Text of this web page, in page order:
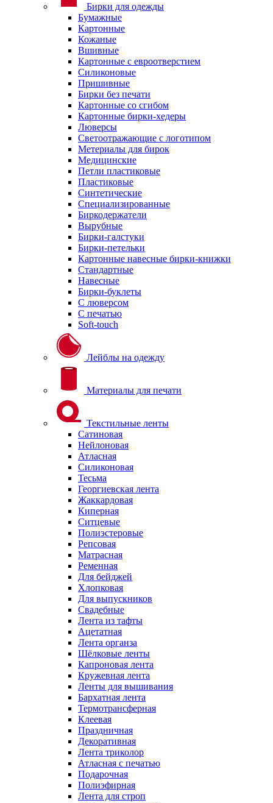
Бирки для одежды
Бумажные
Картонные
Кожаные
Вшивные
Картонные с евроотверстием
Силиконовые
Пришивные
Бирки без печати
Картонные со сгибом
Картонные бирки-хедеры
Люверсы
Светоотражающие с логотипом
Метериалы для бирок
Медицинские
Петли пластиковые
Пластиковые
Синтетические
Специализированные
Биркодержатели
Вырубные
Бирки-галстуки
Бирки-петельки
Картонные навесные бирки-книжки
Стандартные
Навесные
Бирки-буклеты
С люверсом
С печатью
Soft-touch
Лейблы на одежду
Материалы для печати
Текстильные ленты
Сатиновая
Нейлоновая
Атласная
Силиконовая
Тесьма
Георгиевская лента
Жаккардовая
Киперная
Ситцевые
Полиэстеровые
Репсовая
Матрасная
Ременная
Для бейджей
Хлопковая
Для выпускников
Свадебные
Лента из тафты
Ацетатная
Лента органза
Шёлковые ленты
Капроновая лента
Кружевная лента
Ленты для вышивания
Бархатная лента
Термотрансферная
Клеевая
Праздничная
Декоративная
Лента триколор
Атласная с печатью
Подарочная
Полиэфирная
Лента для строп